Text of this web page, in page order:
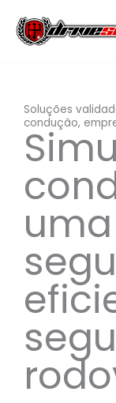
para
Soluções
condução,